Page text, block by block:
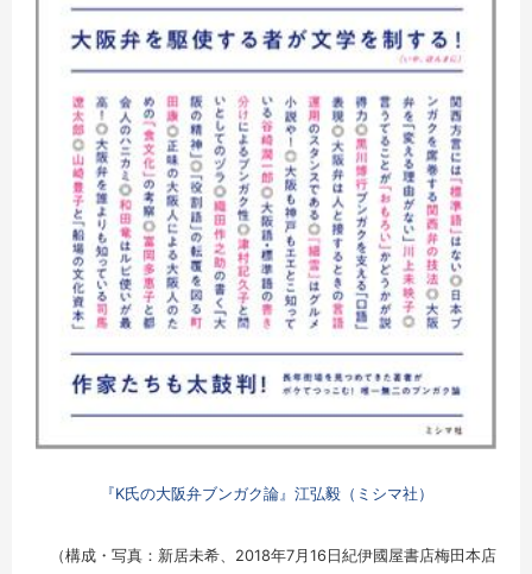
『K氏の大阪弁ブンガク論』江弘毅（ミシマ社）
（構成・写真：新居未希、2018年7月16日紀伊國屋書店梅田本店